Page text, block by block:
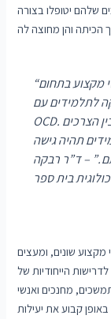
שלהם יטופלו בצורה
מקצוע בתחום
לתלמידים עם
OCD. גישה שיתופית זו עוזרת לגשר על הפער בין הצרכים
תהיה גישה
.” – ד”ר רבקה
בית ספר
מקצוע שונים, ומעצים
הייחודיות של
מחנכים ואנשי
קבוע את יעילות